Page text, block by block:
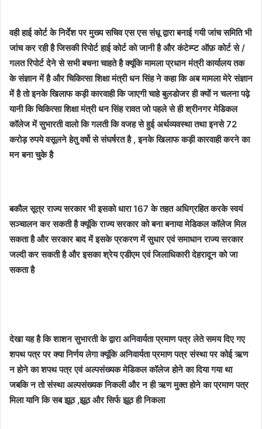
वही हाई कोर्ट के निर्देश पर मुख्य सचिव एस एस संधू द्वारा बनाई गयी जांच समिति भी
जांच कर रही है जिसकी रिपोर्ट हाई कोर्ट को जानी है और कंटेम्प्ट ऑफ़ कोर्ट से /
गलत रिपोर्ट देने से सभी बचना चाहते है क्यूंकि मामला प्रधान मंत्री कार्यालय तक
के संज्ञान में है और चिकित्सा शिक्षा मंत्री धन सिंह ने कहा कि अब मामला मेरे संज्ञान
में है तो इनके खिलाफ कड़ी कारवाही कि जाएगी चाहे बुलडोजर ही क्यों न चलना पढ़े
यानी कि चिकित्सा शिक्षा मंत्री धन सिंह रावत जो पहले से ही श्रीनगर मेडिकल
कॉलेज में सुभारती वालो कि गलती कि वजह से हुई अर्थव्यवस्था तथा इनसे 72
करोड़ रुपये वसूलने हेतु वर्षो से संघर्षरत है , इनके खिलाफ कड़ी कारवाही करने का
मन बना चुके है
बकौल सूत्र राज्य सरकार भी इसको धारा 167 के तहत अधिग्रहित करके स्वयं
सञ्चालन कर सकती है क्यूंकि राज्य सरकार को बना बनाया मेडिकल कॉलेज मिल
सकता है और सरकार बाद में इसके प्रकरण में सुधार एवं समाधानराज्य सरकार
जल्दी कर सकती है और इसका श्रेय एडीएम एवं जिलाधिकारी देहरादून को जा
सकता है
देखा यह है कि शाशन सुभारती के द्वारा अनिवार्यता प्रमाण पत्र लेते समय दिए गए
शपथ पत्र पर क्या निर्णय लेगा क्यूंकि अनिवार्यता प्रमाण पत्र संस्था पर कोई ऋण
न होने का शपथ पत्र एवं अल्पसंख्यक मेडिकल कॉलेज होने का दिया गया था
जबकि न तो संस्था अल्पसंख्यक निकली और न ही ऋण मुक्त होने का प्रमाण पत्र
मिला यानि कि सब झूठ ,झूठ और सिर्फ झूठ ही निकला